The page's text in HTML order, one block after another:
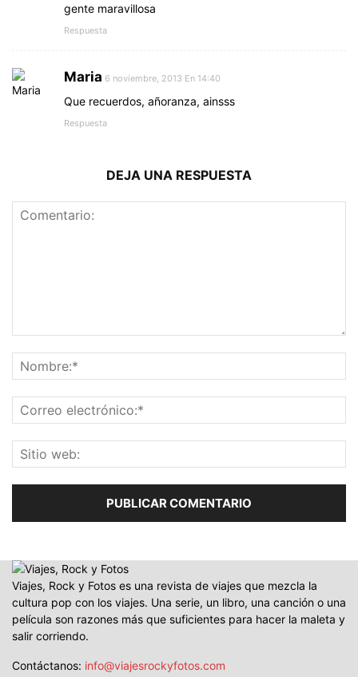
gente maravillosa
Respuesta
Maria 6 noviembre, 2013 En 14:40
Que recuerdos, añoranza, ainsss
Respuesta
DEJA UNA RESPUESTA
Viajes, Rock y Fotos es una revista de viajes que mezcla la
cultura pop con los viajes. Una serie, un libro, una canción o una
película son razones más que suficientes para hacer la maleta y
salir corriendo.
Contáctanos: info@viajesrockyfotos.com